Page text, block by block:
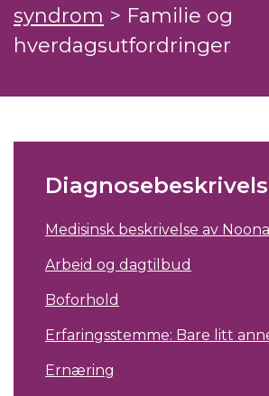
syndrom > Familie og
hverdagsutfordringer
Medisinsk beskrivelse av
Arbeid og dagtilbud
Boforhold
Erfaringsstemme: Bare litt
Ernæring